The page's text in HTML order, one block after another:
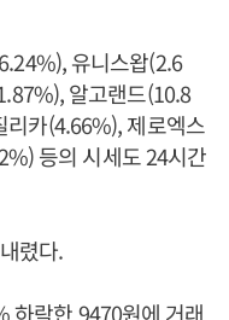
유니스왑(2.6
알고랜드(10.8
카(4.66%), 제로엑스
등의 시세도 24시간
렸다.
하락한 9470원에 거래